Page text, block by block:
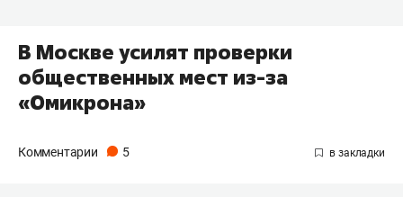
В Москве усилят проверки
общественных мест из-за
«Омикрона»
Комментарии 5